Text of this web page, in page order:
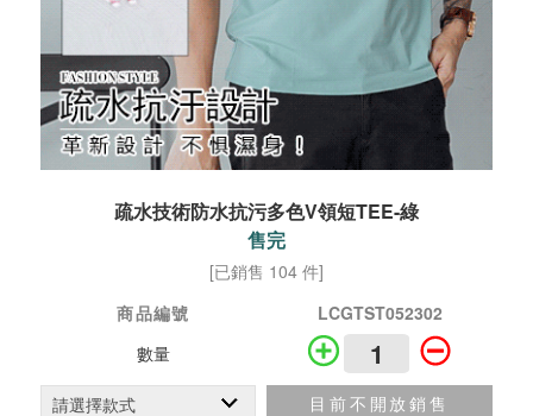
疏水技術防水抗污多色V領短TEE-綠
售完
[已銷售 104 件]
商品編號
LCGTST052302
數量
目前不開放銷售